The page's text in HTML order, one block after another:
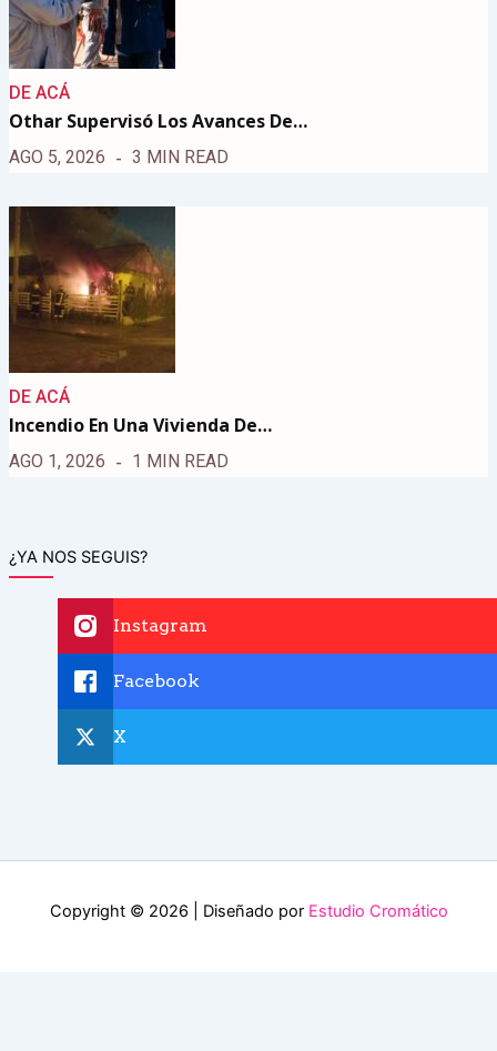
DE ACÁ
Othar Supervisó Los Avances De…
AGO 5, 2026 3 MIN READ
DE ACÁ
Incendio En Una Vivienda De…
AGO 1, 2026 1 MIN READ
¿YA NOS SEGUIS?
Instagram
Facebook
X
Copyright © 2026 | Diseñado por Estudio Cromático